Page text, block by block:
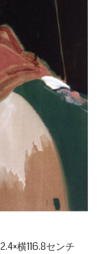
横116.8センチ